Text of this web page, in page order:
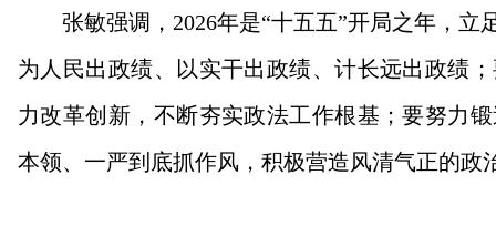
张敏强调，2026年是“十五五”开局之年，
为人民出政绩、以实干出政绩、计长远出政绩
力改革创新，不断夯实政法工作根基；要努力
本领、一严到底抓作风，积极营造风清气正的政